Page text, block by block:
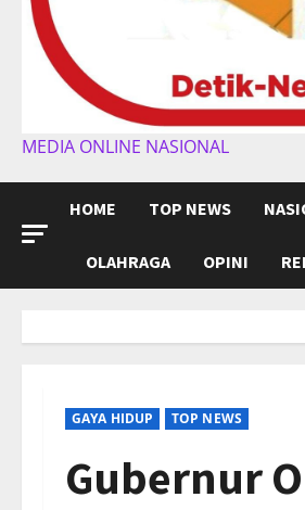
MEDIA ONLINE NASIONAL
HOME TOP NEWS
OLAHRAGA OPINI
GAYA HIDUP TOP NEWS
Gubernur